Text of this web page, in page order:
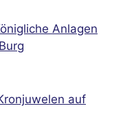
Anlagen
auf